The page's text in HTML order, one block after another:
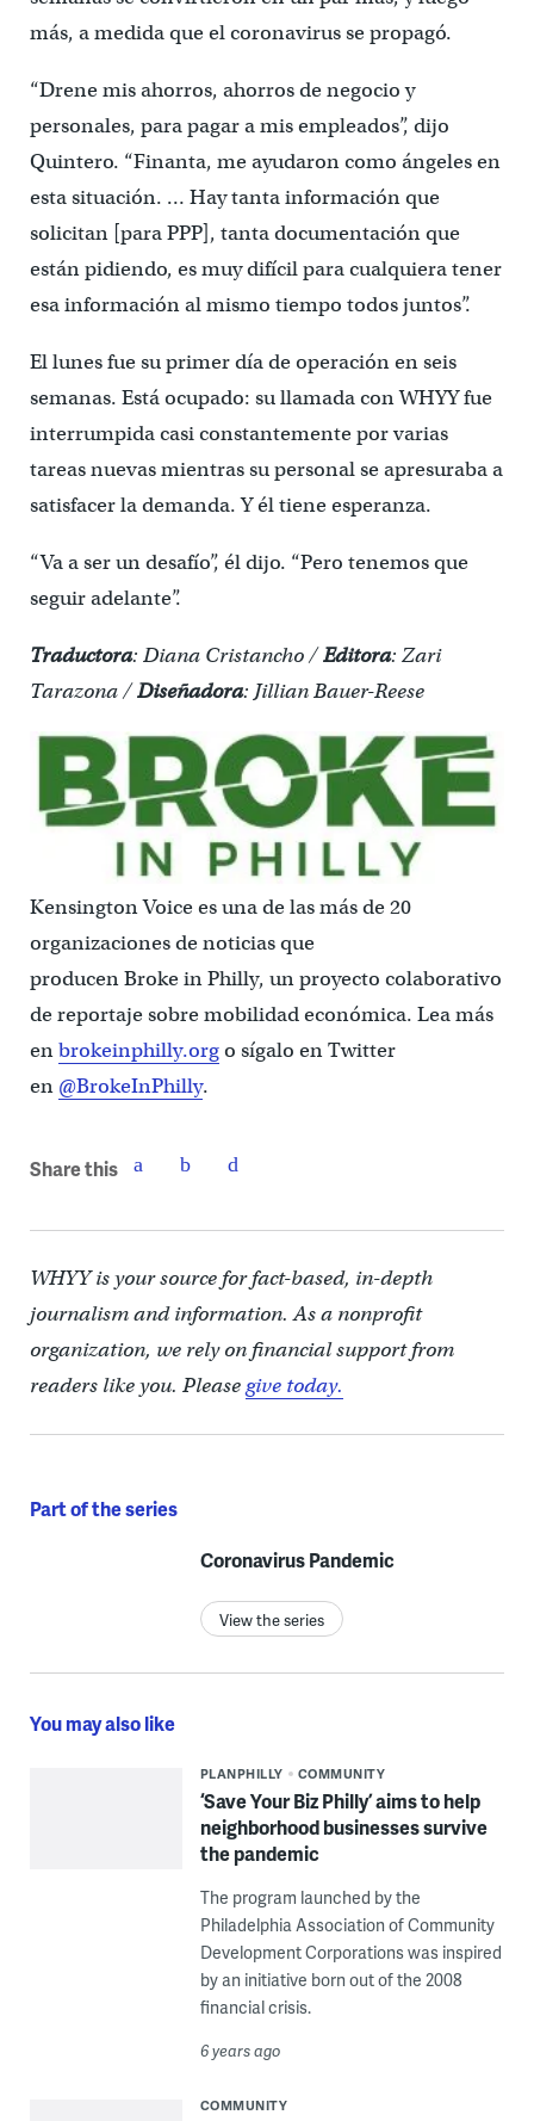
más, a medida que el coronavirus se propagó.
“Drene mis ahorros, ahorros de negocio y
personales, para pagar a mis empleados”, dijo
Quintero. “Finanta, me ayudaron como ángeles en
esta situación. … Hay tanta información que
solicitan [para PPP], tanta documentación que
están pidiendo, es muy difícil para cualquiera tener
esa información al mismo tiempo todos juntos”.
El lunes fue su primer día de operación en seis
semanas. Está ocupado: su llamada con WHYY fue
interrumpida casi constantemente por varias
tareas nuevas mientras su personal se apresuraba a
satisfacer la demanda. Y él tiene esperanza.
“Va a ser un desafío”, él dijo. “Pero tenemos que
seguir adelante”.
Traductora: Diana Cristancho /Editora: Zari
Tarazona /Diseñadora: Jillian Bauer-Reese
Kensington Voice es una de las más de 20
organizaciones de noticias que
producen Broke in Philly, un proyecto colaborativo
de reportaje sobre mobilidad económica. Lea más
enbrokeinphilly.orgo sígalo en Twitter
en @BrokeInPhilly.
Share this
WHYY is your source for fact-based, in-depth
journalism and information. As a nonprofit
organization, we rely on financial support from
readers like you. Pleasegive today.
Part of the series
Coronavirus Pandemic
View the series
You may also like
PLANPHILLY COMMUNITY
‘Save Your Biz Philly’ aims to help
neighborhood businesses survive
the pandemic
The program launched by the
Philadelphia Association of Community
Development Corporations was inspired
by an initiative born out of the 2008
financial crisis.
6 years ago
COMMUNITY